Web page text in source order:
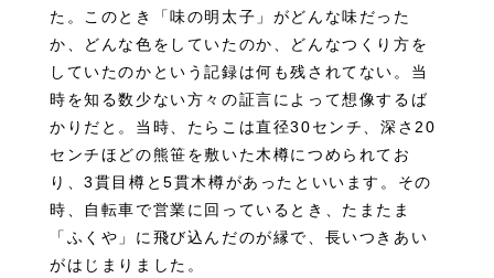
た。このとき「味の明太子」がどんな味だった
か、どんな色をしていたのか、どんなつくり方を
していたのかという記録は何も残されてない。当
時を知る数少ない方々の証言によって想像するば
かりだと。当時、たらこは直径30センチ、深さ20
センチほどの熊笹を敷いた木樽につめられてお
り、3貫目樽と5貫木樽があったといいます。その
時、自転車で営業に回っているとき、たまたま
「ふくや」に飛び込んだのが縁で、長いつきあい
がはじまりました。